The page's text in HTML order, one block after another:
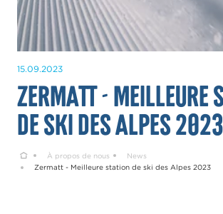
15.09.2023
Zermatt - Meilleure
de ski des Alpes 2023
HomeÀ propos de nous
News
Zermatt - Meilleure station de ski des Alpes 2023